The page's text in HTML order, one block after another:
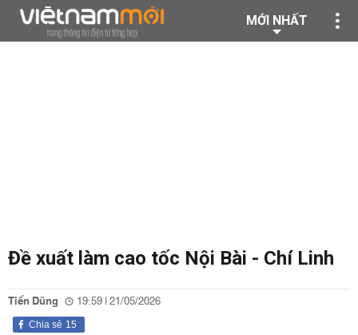
MỚI NHẤT
Đề xuất làm cao tốc Nội Bài - Chí Linh
Tiến Dũng 19:59 | 21/05/2026
15
Chia sẻ